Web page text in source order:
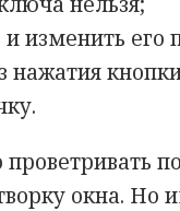
и изменить его
нажатия
проветривать
окна. Но